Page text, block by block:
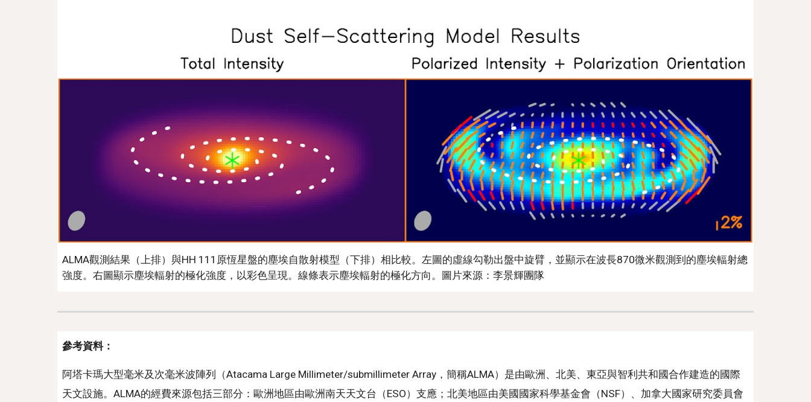
ALMA觀測結果（上排）與HH 111原恆星盤的塵埃自散射模型（下排）相比較。左圖的虛線勾勒出盤中旋臂，並顯示在波長870微米觀測到的塵埃輻射總
強度。右圖顯示塵埃輻射的極化強度，以彩色呈現。線條表示塵埃輻射的極化方向。 圖片來源：李景輝團隊
參考資料：
阿塔卡瑪大型毫米及次毫米波陣列（Atacama Large Millimeter/submillimeter Array，簡稱ALMA）是由歐洲、北美、東亞與智利共和國合作建造的國際
天文設施。ALMA的經費來源包括三部分：歐洲地區由歐洲南天天文台（ESO）支應；北美地區由美國國家科學基金會（NSF）、加拿大國家研究委員會